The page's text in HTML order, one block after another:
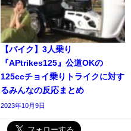
【バイク】3人乗り
『APtrikes125』公道OKの
125ccチョイ乗りトライクに対す
るみんなの反応まとめ
2023年10月9日